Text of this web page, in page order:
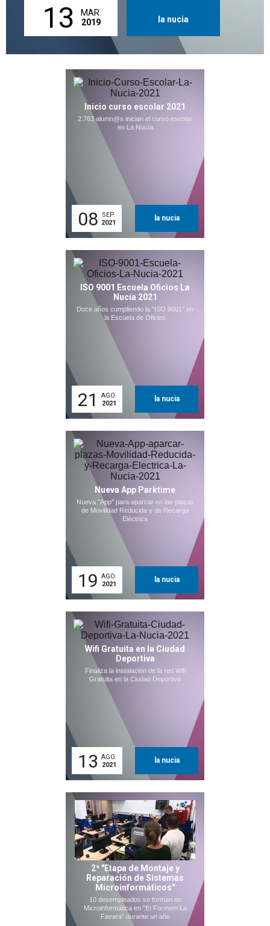
13
MAR.
2019
la nucia
Inicio curso escolar 2021
2.763 alumn@s inician el curso escolar
en La Nucía
08
SEP.
2021
la nucia
ISO 9001 Escuela Oficios La
Nucía 2021
Doce años cumpliendo la "ISO 9001" en
la Escuela de Oficios
21
AGO.
2021
la nucia
Nueva App Parktime
Nueva "App" para aparcar en las plazas
de Movilidad Reducida y de Recarga
Eléctrica
19 AGO.
2021
la nucia
Wifi Gratuita en la Ciudad
Deportiva
Finaliza la instalación de la red Wifi
Gratuita en la Ciudad Deportiva
13 AGO.
2021
la nucia
2ª "Etapa de Montaje y
Reparación de Sistemas
Microinformáticos"
10 desempleados se forman en
Microinformática en "Et Formem La
Favara" durante un año